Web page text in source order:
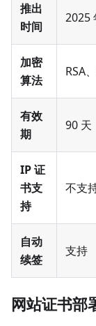
推出
时间
2025
加密
算法
RSA
有效
期
90 天
IP 证
书支
持
不支
自动
续签
支持
网站证书部